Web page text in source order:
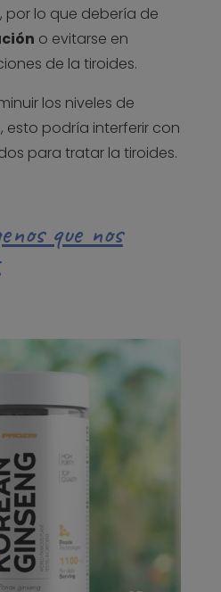
por lo que debería de
o evitarse en
de la tiroides.
los niveles de
esto podría interferir con
para tratar la tiroides.
que nos